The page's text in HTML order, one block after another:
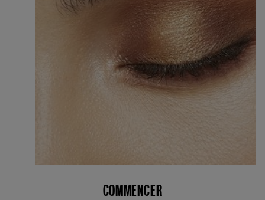
COMMENCER